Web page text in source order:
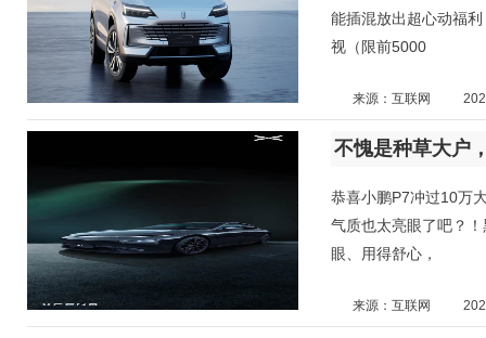
能插混放出超心动福
视（限前5000
来源：互联网
不愧是种草大户
恭喜小鹏P7冲过10万
气质也太亮眼了吧？
眼、用得舒心，
来源：互联网